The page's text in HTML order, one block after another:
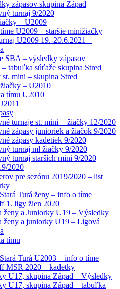
zápasov skupina Západ
turnaj 9/2020
– U2009
U2009 – staršie minižiačky
U2009 19.-20.6.2021 –
SBA – výsledky zápasov
tabuľka súťaže skupina Stred
st. mini – skupina Stred
– U2010
tímu U2010
turnaje st. mini + žiačky 12/2020
zápasy junioriek a žiačok 9/2020
zápasy kadetiek 9/2020
turnaj ml žiačky 9/2020
turnaj starších mini 9/2020
2020
pre sezónu 2019/2020 – list
Turá ženy – info o tíme
1. ligy žien 2020
ženy a Juniorky U19 – Výsledky
ženy a juniorky U19 – Ligová
tímu
Turá U2003 – info o tíme
MSR 2020 – kadetky
U17, skupina Západ – Výsledky
U17, skupina Západ – tabuľka